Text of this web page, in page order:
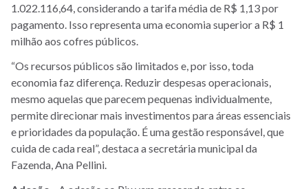
1.022.116,64, considerando a tarifa média de R$ 1,13 por
pagamento. Isso representa uma economia superior a R$ 1
milhão aos cofres públicos.
“Os recursos públicos são limitados e, por isso, toda
economia faz diferença. Reduzir despesas operacionais,
mesmo aquelas que parecem pequenas individualmente,
permite direcionar mais investimentos para áreas essenciais
e prioridades da população. É uma gestão responsável, que
cuida de cada real”, destaca a secretária municipal da
Fazenda, Ana Pellini.